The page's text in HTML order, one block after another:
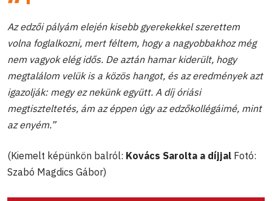
Az edzői pályám elején kisebb gyerekekkel szerettem
volna foglalkozni, mert féltem, hogy a nagyobbakhoz még
nem vagyok elég idős. De aztán hamar kiderült, hogy
megtalálom velük is a közös hangot, és az eredmények azt
igazolják: megy ez nekünk együtt. A díj óriási
megtiszteltetés, ám az éppen úgy az edzőkollégáimé, mint
az enyém.”
(Kiemelt képünkön balról: Kovács Sarolta a díjjal Fotó:
Szabó Magdics Gábor)